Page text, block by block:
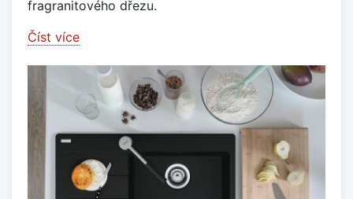
fragranitového dřezu.
Číst více